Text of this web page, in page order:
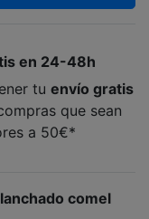
en 24-48h
tu envío gratis
que sean
a 50€*
comel